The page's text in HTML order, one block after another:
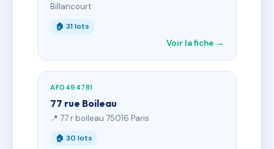
Billancourt
🏠 31 lots
Voir la fiche →
AF0494781
77 rue Boileau
📍 77 r boileau 75016 Paris
🏠 30 lots